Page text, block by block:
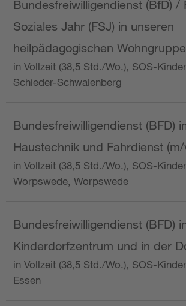
Bundesfreiwilligendienst (BfD) /
Soziales Jahr (FSJ) in unseren
heilpädagogischen
in Vollzeit (38,5 Std./Wo.), SOS-
Schieder-Schwalenberg
Bundesfreiwilligendienst (BFD)
Haustechnik und Fahrdienst
in Vollzeit (38,5 Std./Wo.), SOS-
Worpswede, Worpswede
Bundesfreiwilligendienst (BFD)
Kinderdorfzentrum und in der
in Vollzeit (38,5 Std./Wo.), SOS-
Essen